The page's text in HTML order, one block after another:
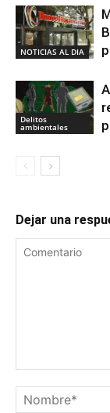
NOTICIAS AL DIA
Delitos
ambientales
Dejar una